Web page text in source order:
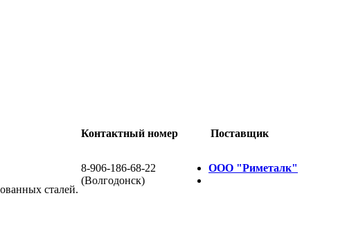
Контактный номер Поставщик
сталей.
8-906-186-68-22
(Волгодонск)
ООО "Риметалк"